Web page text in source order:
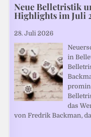
Neue Belletristik
Highlights im Juli
28. Juli 2026
in
das
von Fredrik Backman,